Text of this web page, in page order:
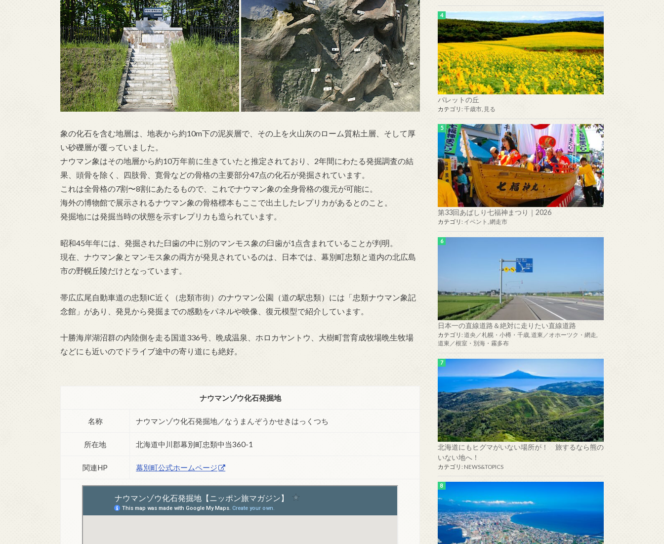
象の化石を含む地層は、地表から約10m下の泥炭層で、その上を火山灰のローム質粘土層、そして厚
い砂礫層が覆っていました。
ナウマン象はその地層から約10万年前に生きていたと推定されており、2年間にわたる発掘調査の結
果、頭骨を除く、四肢骨、寛骨などの骨格の主要部分47点の化石が発掘されています。
これは全骨格の7割〜8割にあたるもので、これでナウマン象の全身骨格の復元が可能に。
海外の博物館で展示されるナウマン象の骨格標本もここで出土したレプリカがあるとのこと。
発掘地には発掘当時の状態を示すレプリカも造られています。
昭和45年年には、発掘された臼歯の中に別のマンモス象の臼歯が1点含まれていることが判明。
現在、ナウマン象とマンモス象の両方が発見されているのは、日本では、幕別町忠類と道内の北広島
市の野幌丘陵だけとなっています。
帯広広尾自動車道の忠類IC近く（忠類市街）のナウマン公園（道の駅忠類）には「忠類ナウマン象記
念館」があり、発見から発掘までの感動をパネルや映像、復元模型で紹介しています。
十勝海岸湖沼群の内陸側を走る国道336号、晩成温泉、ホロカヤントウ、大樹町営育成牧場晩生牧場
などにも近いのでドライブ途中の寄り道にも絶好。
ナウマンゾウ化石発掘地
名称 ナウマンゾウ化石発掘地／なうまんぞうかせきはっくつち
所在地 北海道中川郡幕別町忠類中当360-1
関連HP 幕別町公式ホームページ
パレットの丘
カテゴリ: 千歳市 見る
第33回あばしり七福神まつり｜2026
カテゴリ: イベント 網走市
日本一の直線道路＆絶対に走りたい直線道路
カテゴリ: 道央／札幌・小樽・千歳 道東／オホーツク・網走
道東／根室・別海・霧多布
北海道にもヒグマがいない場所が！ 旅するなら熊の
いない地へ！
カテゴリ: NEWS&TOPICS